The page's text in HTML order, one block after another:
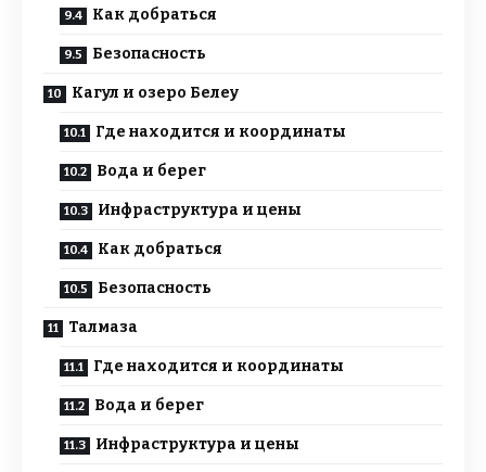
Как добраться
Безопасность
Кагул и озеро Белеу
Где находится и координаты
Вода и берег
Инфраструктура и цены
Как добраться
Безопасность
Талмаза
Где находится и координаты
Вода и берег
Инфраструктура и цены